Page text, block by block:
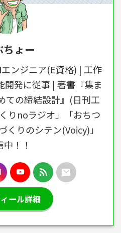
ちょー
ンジニア(E資格) | 工作
開発に従事 | 著書『集ま
ての締結設計』(日刊工
りnoラジオ」「おちつ
くりのシテン(Voicy)」
中！！
ール詳細